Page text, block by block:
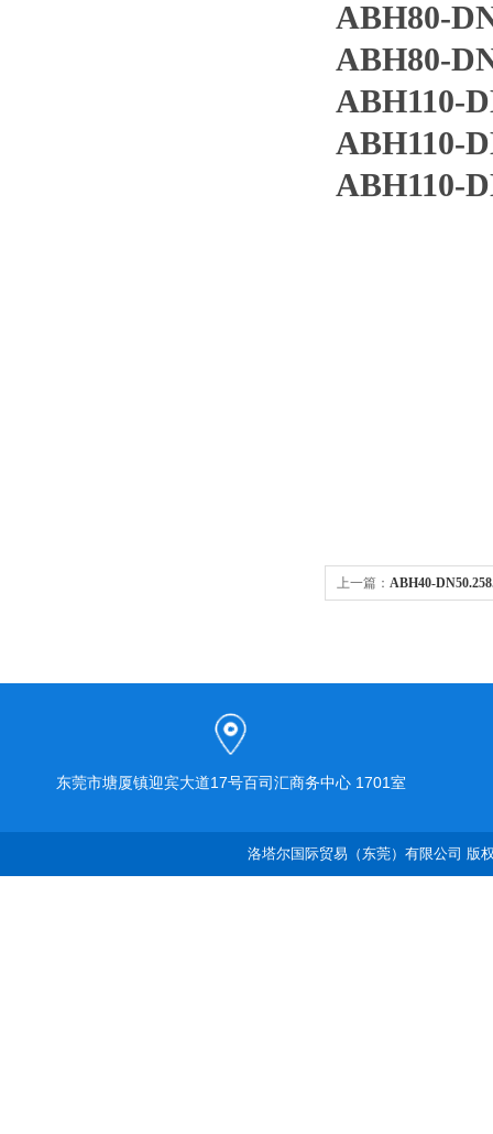
ABH80-
ABH80-
ABH110-
ABH110-
ABH110-
上一篇： ABH40-
东莞市塘厦镇迎宾大道17号百司汇商务中心 1701室
洛塔尔国际贸易（东莞）有限公司 版